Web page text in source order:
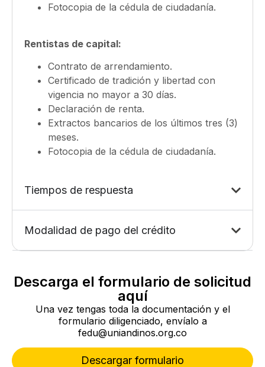
Fotocopia de la cédula de ciudadanía.
Rentistas de capital:
Contrato de arrendamiento.
Certificado de tradición y libertad con
vigencia no mayor a 30 días.
Declaración de renta.
Extractos bancarios de los últimos tres (3)
meses.
Fotocopia de la cédula de ciudadanía.
Tiempos de respuesta
Modalidad de pago del crédito
Descarga el formulario de solicitud
aquí
Una vez tengas toda la documentación y el
formulario diligenciado, envíalo a
fedu@uniandinos.org.co
Descargar formulario